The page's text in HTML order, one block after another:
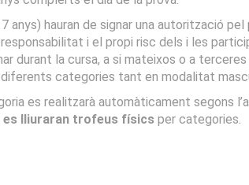
anys) hauran de signar una autorització
i el propi risc dels i les
durant la cursa, a si mateixos o a terceres
categories tant en modalitat
es realitzarà automàticament segons
es lliuraran trofeus físics per categories.